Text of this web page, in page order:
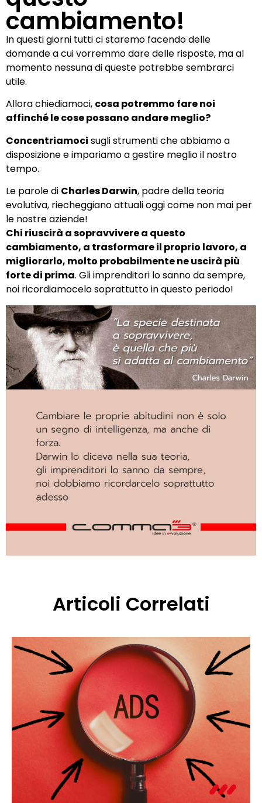
cambiamento!
In questi giorni tutti ci staremo facendo delle
domande a cui vorremmo dare delle risposte, ma al
momento nessuna di queste potrebbe sembrarci
utile.
Allora chiediamoci, cosa potremmo fare noi
affinché le cose possano andare meglio?
Concentriamoci sugli strumenti che abbiamo a
disposizione e impariamo a gestire meglio il nostro
tempo.
Le parole di Charles Darwin, padre della teoria
evolutiva, riecheggiano attuali oggi come non mai per
le nostre aziende!
Chi riuscirà a sopravvivere a questo
cambiamento, a trasformare il proprio lavoro, a
migliorarlo, molto probabilmente ne uscirà più
forte di prima. Gli imprenditori lo sanno da sempre,
noi ricordiamocelo soprattutto in questo periodo!
Articoli Correlati